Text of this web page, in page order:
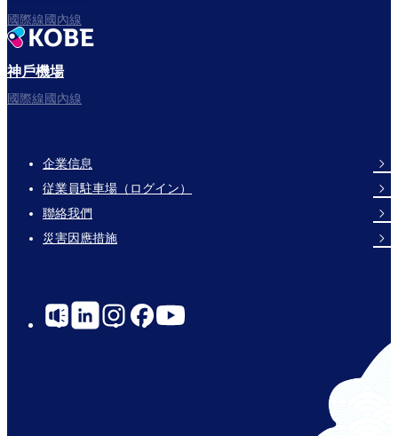
國際線國內線
神戶機場
國際線國內線
Footer
Links
企業信息
従業員駐車場（ログイン）
聯絡我們
災害因應措施
Social